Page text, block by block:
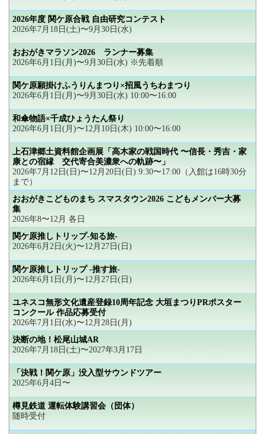
2026年度 関ケ原合戦 自由研究コンテスト
2026年7月18日(土)〜9月30日(水)
おおがきマラソン2026 ランナー募集
2026年6月1日(月)〜9月30日(水) ※先着順
関ケ原願掛けふうりんまつり×招風うちわまつり
2026年6月1日(月)〜9月30日(水) 10:00〜16:00
和傘物語×千成ひょうたん祭り
2026年6月1日(月)〜12月10日(木) 10:00〜16:00
上石津郷土資料館企画展「高木家の戦国時代 〜信長・秀吉・家
康との宿縁 交代寄合美濃衆への軌跡〜」
2026年7月12日(日)〜12月20日(日) 9:30〜17:00（入館は16時30分
まで）
おおがきこどものまち スマスタウン2026 こどもメンバー大募
集
2026年8〜12月 各日
関ケ原推しトリップ-知る旅-
2026年6月2日(火)〜12月27日(日)
関ケ原推しトリップ -推す旅-
2026年6月1日(月)〜12月27日(日)
ユネスコ無形文化遺産登録10周年記念 大垣まつりPRポスター
コンクール 作品応募受付
2026年7月1日(水)〜12月28日(月)
決断の地！松尾山城AR
2026年7月18日(土)〜2027年3月17日
「決戦！関ケ原」没入型サウンドツアー
2025年6月4日〜
樽見鉄道 運転体験講習会（団体）
随時受付